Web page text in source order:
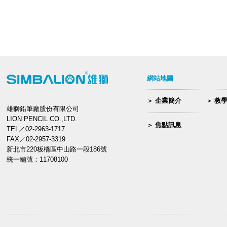
雄獅鉛筆廠股份有限公司
LION PENCIL CO.,LTD.
TEL／02-2963-1717
FAX／02-2957-3319
新北市220板橋區中山路一段186號
統一編號：11708100
網站地圖
企業簡介
焦點訊息
教